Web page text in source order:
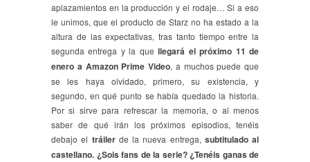
aplazamientos en la producción y el rodaje… Si a eso
le unimos, que el producto de Starz no ha estado a la
altura de las expectativas, tras tanto tiempo entre la
segunda entrega y la quellegará el próximo 11 de
enero a Amazon Prime Video, a muchos puede que
se les haya olvidado, primero, su existencia, y
segundo, en qué punto se había quedado la historia.
Por si sirve para refrescar la memoria, o al menos
saber de qué irán los próximos episodios, tenéis
debajo el tráilerde la nueva entrega, subtitulado al
castellano. ¿Sois fans de la serie? ¿Tenéis ganas de